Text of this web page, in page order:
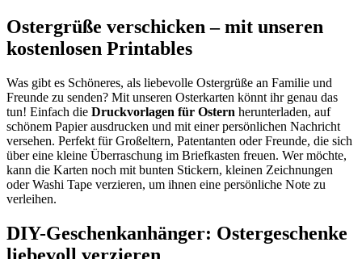
Ostergrüße verschicken – mit unseren
kostenlosen Printables
Was gibt es Schöneres, als liebevolle Ostergrüße an Familie und
Freunde zu senden? Mit unseren Osterkarten könnt ihr genau das
tun! Einfach die Druckvorlagen für Ostern herunterladen, auf
schönem Papier ausdrucken und mit einer persönlichen Nachricht
versehen. Perfekt für Großeltern, Patentanten oder Freunde, die sich
über eine kleine Überraschung im Briefkasten freuen. Wer möchte,
kann die Karten noch mit bunten Stickern, kleinen Zeichnungen
oder Washi Tape verzieren, um ihnen eine persönliche Note zu
verleihen.
DIY-Geschenkanhänger: Ostergeschenke
liebevoll verzieren